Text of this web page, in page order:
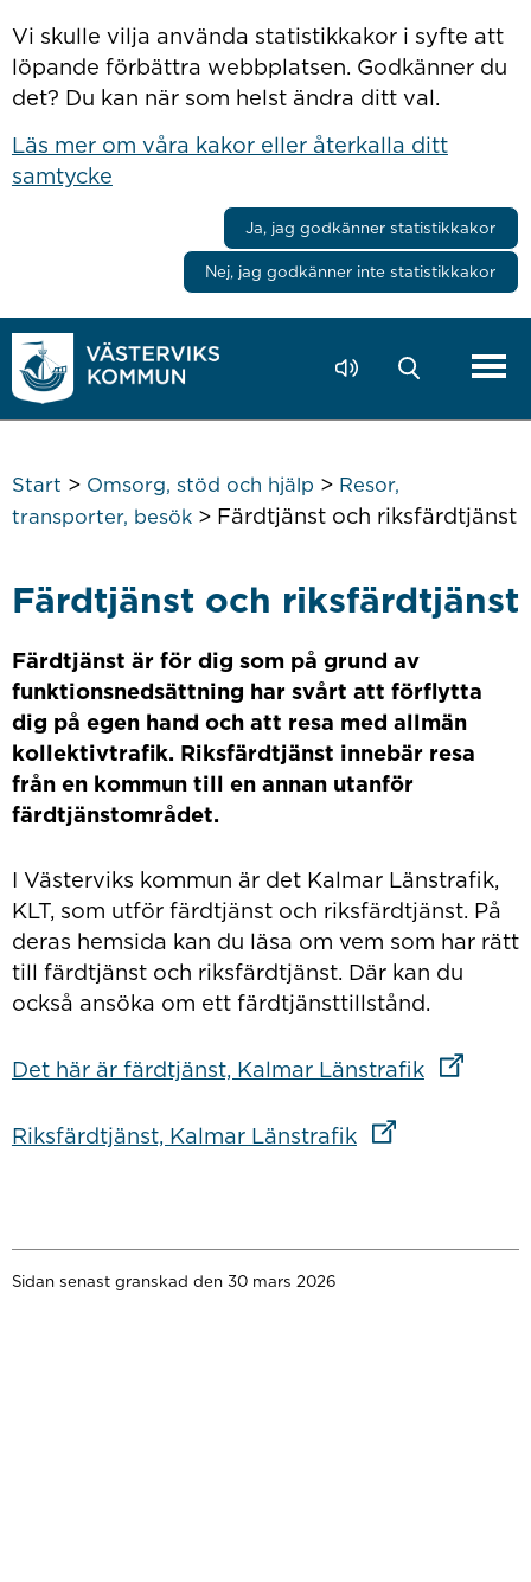
Vi skulle vilja använda statistikkakor i syfte att
löpande förbättra webbplatsen. Godkänner du
det? Du kan när som helst ändra ditt val.
Läs mer om våra kakor eller återkalla ditt
samtycke
Ja, jag godkänner statistikkakor
Nej, jag godkänner inte statistikkakor
Start > Omsorg, stöd och hjälp > Resor,
transporter, besök> Färdtjänst och riksfärdtjänst
Färdtjänst och riksfärdtjänst
Färdtjänst är för dig som på grund av
funktionsnedsättning har svårt att förflytta
dig på egen hand och att resa med allmän
kollektivtrafik. Riksfärdtjänst innebär resa
från en kommun till en annan utanför
färdtjänstområdet.
I Västerviks kommun är det Kalmar Länstrafik,
KLT, som utför färdtjänst och riksfärdtjänst. På
deras hemsida kan du läsa om vem som har rätt
till färdtjänst och riksfärdtjänst. Där kan du
också ansöka om ett färdtjänsttillstånd.
Det här är färdtjänst, Kalmar LänstrafikLänk till
Riksfärdtjänst, Kalmar LänstrafikLänk till annan
Sidan senast granskad den 30 mars 2026